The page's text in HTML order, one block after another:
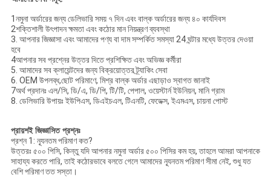
1নমুনা অর্ডারের জন্য ডেলিভারি সময় ৭ দিন এবং বাল্ক অর্ডারের জন্য ৪০ কার্যদিবস
2শক্তিশালী উৎপাদন ক্ষমতা এবং কঠোর মান নিয়ন্ত্রণ ব্যবস্থা
3. আপনার জিজ্ঞাসা এবং আমাদের পণ্য বা দাম সম্পর্কিত সমস্যা 24 ঘন্টার মধ্যে উত্তর দেওয়া
হবে
4আপনার সব প্রশ্নের উত্তর দিতে প্রশিক্ষিত এবং অভিজ্ঞ কর্মীরা
5. আমাদের সব ক্লায়েন্টদের জন্য বিক্রয়োত্তর ট্র্যাকিং সেবা
6. OEM উপলব্ধ,ছোট পরিমাণে, মিশ্র বাল্ক অর্ডার এছাড়াও স্বাগত জানাই
7অর্থ প্রদানঃ এল/সি, ডি/এ, ডি/পি, টি/টি, পেপাল, ওয়েস্টার্ন ইউনিয়ন, মানি গ্রাম
8. ডেলিভারি উপায়ঃ ইউপিএস, ডিএইচএল, টিএনটি, ফেডেক্স, ইএমএস, চায়না পোস্ট
প্রায়শই জিজ্ঞাসিত প্রশ্নঃ
প্রশ্ন 1: ন্যূনতম পরিমাণ কত?
উত্তরঃ ৫০০ পিসি, কিন্তু যদি আপনার নমুনা অর্ডার ৫০০ পিসির কম হয়, তাহলে আমরা আপনাকে
সাহায্য করতে পারি, তাই কঠোরভাবে বলতে গেলে আমাদের ন্যূনতম পরিমাণ সীমা নেই, শুধু যত
বেশি পরিমাণ তত সস্তা।